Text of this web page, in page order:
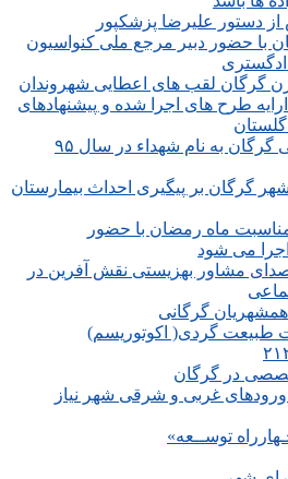
دستور علیرضا پزشکپور
با حضور دبیر مرجع ملی کنواسیون
گرگان لقب های اعطایی شهروندان
طرح های اجرا شده و پیشنهادهای
گلستان
۶۹معبر اصلی و فرعی گرگان به نام شهداء در سال ۹۵
گرگان بر پیگیری احداث بیمارستان
ماه رمضان با حضور
می شود
مشاور بهزیستی نقش آفرین در
گرگانی
طبیعت گردی( اکوتوریسم)
در گرگان
ورودهای غربی و شرقی شهر نیاز
توســعه»